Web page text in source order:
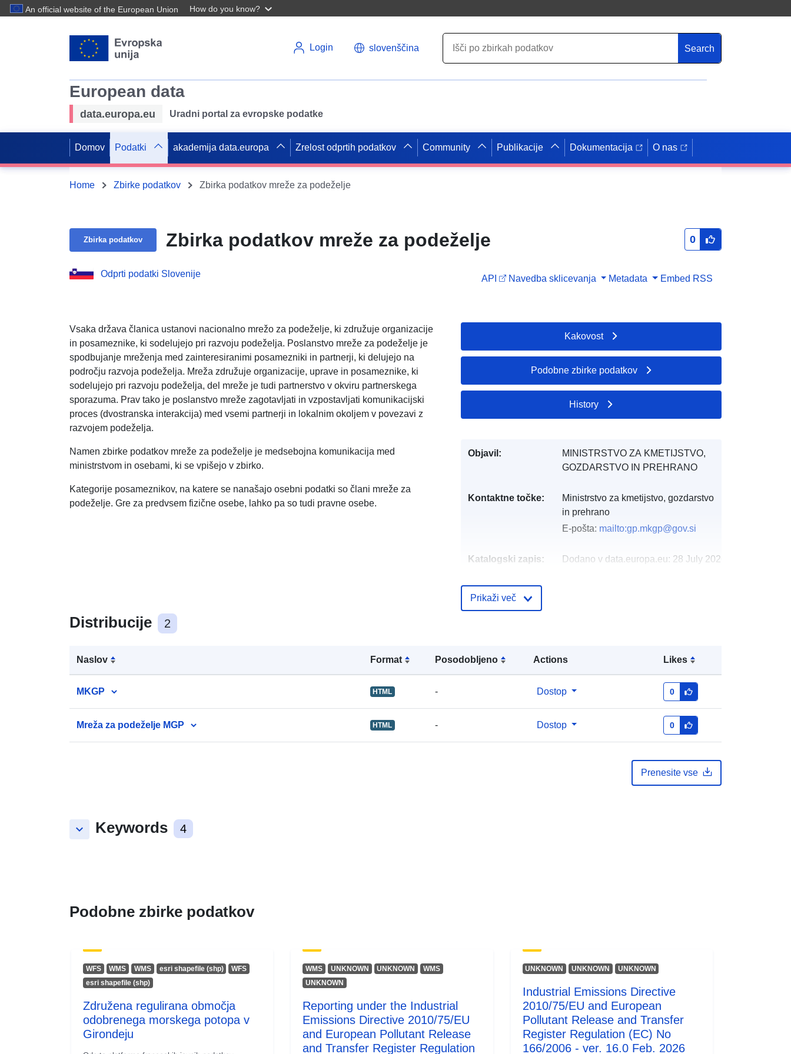
An official website of the European Union How do you know?
Login slovenščina Search
European data
data.europa.eu Uradni portal za evropske podatke
Domov Podatki akademija data.europa Zrelost odprtih podatkov Community Publikacije Dokumentacija O nas
Home Zbirke podatkov Zbirka podatkov mreže za podeželje
Zbirka podatkov Zbirka podatkov mreže za podeželje 0
Odprti podatki Slovenije API Navedba sklicevanja Metadata Embed RSS
Vsaka država članica ustanovi nacionalno mrežo za podeželje, ki združuje organizacije
in posameznike, ki sodelujejo pri razvoju podeželja. Poslanstvo mreže za podeželje je
spodbujanje mreženja med zainteresiranimi posamezniki in partnerji, ki delujejo na
področju razvoja podeželja. Mreža združuje organizacije, uprave in posameznike, ki
sodelujejo pri razvoju podeželja, del mreže je tudi partnerstvo v okviru partnerskega
sporazuma. Prav tako je poslanstvo mreže zagotavljati in vzpostavljati komunikacijski
proces (dvostranska interakcija) med vsemi partnerji in lokalnim okoljem v povezavi z
razvojem podeželja.
Namen zbirke podatkov mreže za podeželje je medsebojna komunikacija med
ministrstvom in osebami, ki se vpišejo v zbirko.
Kategorije posameznikov, na katere se nanašajo osebni podatki so člani mreže za
podeželje. Gre za predvsem fizične osebe, lahko pa so tudi pravne osebe.
Distribucije 2
Naslov Format Posodobljeno Actions Likes
MKGP HTML - Dostop 0
Mreža za podeželje MGP HTML - Dostop 0
Prenesite vse
keyboard_arrow_down Keywords 4
Kakovost
Podobne zbirke podatkov
History
Objavil:
MINISTRSTVO ZA KMETIJSTVO,
GOZDARSTVO IN PREHRANO
Kontaktne točke:
Ministrstvo za kmetijstvo, gozdarstvo
in prehrano
E-pošta: mailto:gp.mkgp@gov.si
Katalogski zapis: Dodano v data.europa.eu: 28 July 2026
Prikaži več
Podobne zbirke podatkov
WFS WMS WMS esri shapefile (shp)
WFS
esri shapefile (shp)
Združena regulirana območja
odobrenega morskega potopa v
Girondeju
WMS UNKNOWN UNKNOWN
WMS
UNKNOWN
Reporting under the Industrial
Emissions Directive 2010/75/EU
and European Pollutant Release
and Transfer Register Regulation
UNKNOWN UNKNOWN UNKNOWN
Industrial Emissions Directive
2010/75/EU and European
Pollutant Release and Transfer
Register Regulation (EC) No
166/2006 - ver. 16.0 Feb. 2026